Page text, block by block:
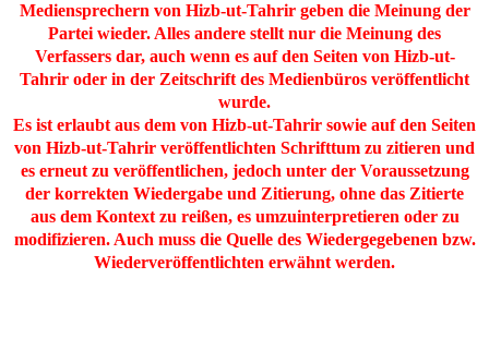
Mediensprechern von Hizb-ut-Tahrir geben die Meinung der
Partei wieder. Alles andere stellt nur die Meinung des
Verfassers dar, auch wenn es auf den Seiten von Hizb-ut-
Tahrir oder in der Zeitschrift des Medienbüros veröffentlicht
wurde.
Es ist erlaubt aus dem von Hizb-ut-Tahrir sowie auf den Seiten
von Hizb-ut-Tahrir veröffentlichten Schrifttum zu zitieren und
es erneut zu veröffentlichen, jedoch unter der Voraussetzung
der korrekten Wiedergabe und Zitierung, ohne das Zitierte
aus dem Kontext zu reißen, es umzuinterpretieren oder zu
modifizieren. Auch muss die Quelle des Wiedergegebenen bzw.
Wiederveröffentlichten erwähnt werden.